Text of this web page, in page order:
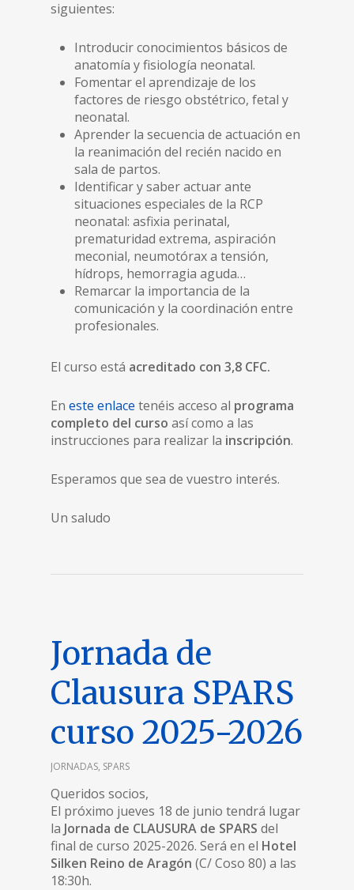
siguientes:
Introducir conocimientos básicos de
anatomía y fisiología neonatal.
Fomentar el aprendizaje de los
factores de riesgo obstétrico, fetal y
neonatal.
Aprender la secuencia de actuación en
la reanimación del recién nacido en
sala de partos.
Identificar y saber actuar ante
situaciones especiales de la RCP
neonatal: asfixia perinatal,
prematuridad extrema, aspiración
meconial, neumotórax a tensión,
hídrops, hemorragia aguda…
Remarcar la importancia de la
comunicación y la coordinación entre
profesionales.
El curso está acreditado con 3,8 CFC.
Eneste enlace tenéis acceso al programa
completo del curso así como a las
instrucciones para realizar la inscripción.
Esperamos que sea de vuestro interés.
Un saludo
Jornada de
Clausura SPARS
curso 2025-2026
JORNADAS, SPARS
Queridos socios,
El próximo jueves 18 de junio tendrá lugar
la Jornada de CLAUSURA de SPARS del
final de curso 2025-2026. Será en el Hotel
Silken Reino de Aragón(C/ Coso 80) a las
18:30h.